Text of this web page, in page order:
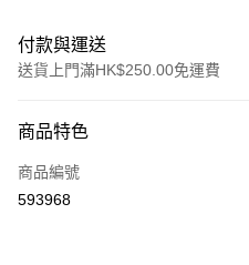
付款與運送
送貨上門滿HK$250.00免運費
信用卡
Apple Pay
商品特色
商品編號
593968